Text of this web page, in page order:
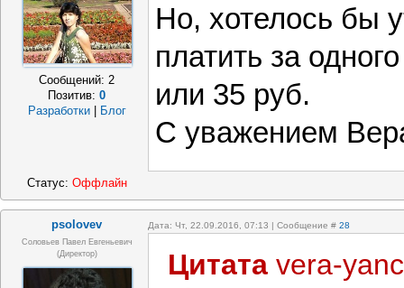
Сообщений: 2
Позитив:0
Разработки
Блог
Но, хотелось бы
платить за
или 35 руб.
С уважением
Статус: Оффлайн
psolovev Дата: Чт, 22.09.2016, 07:13 | Сообщение # 28
Соловьев Павел Евгеньевич
(Директор)
Цитата vera-